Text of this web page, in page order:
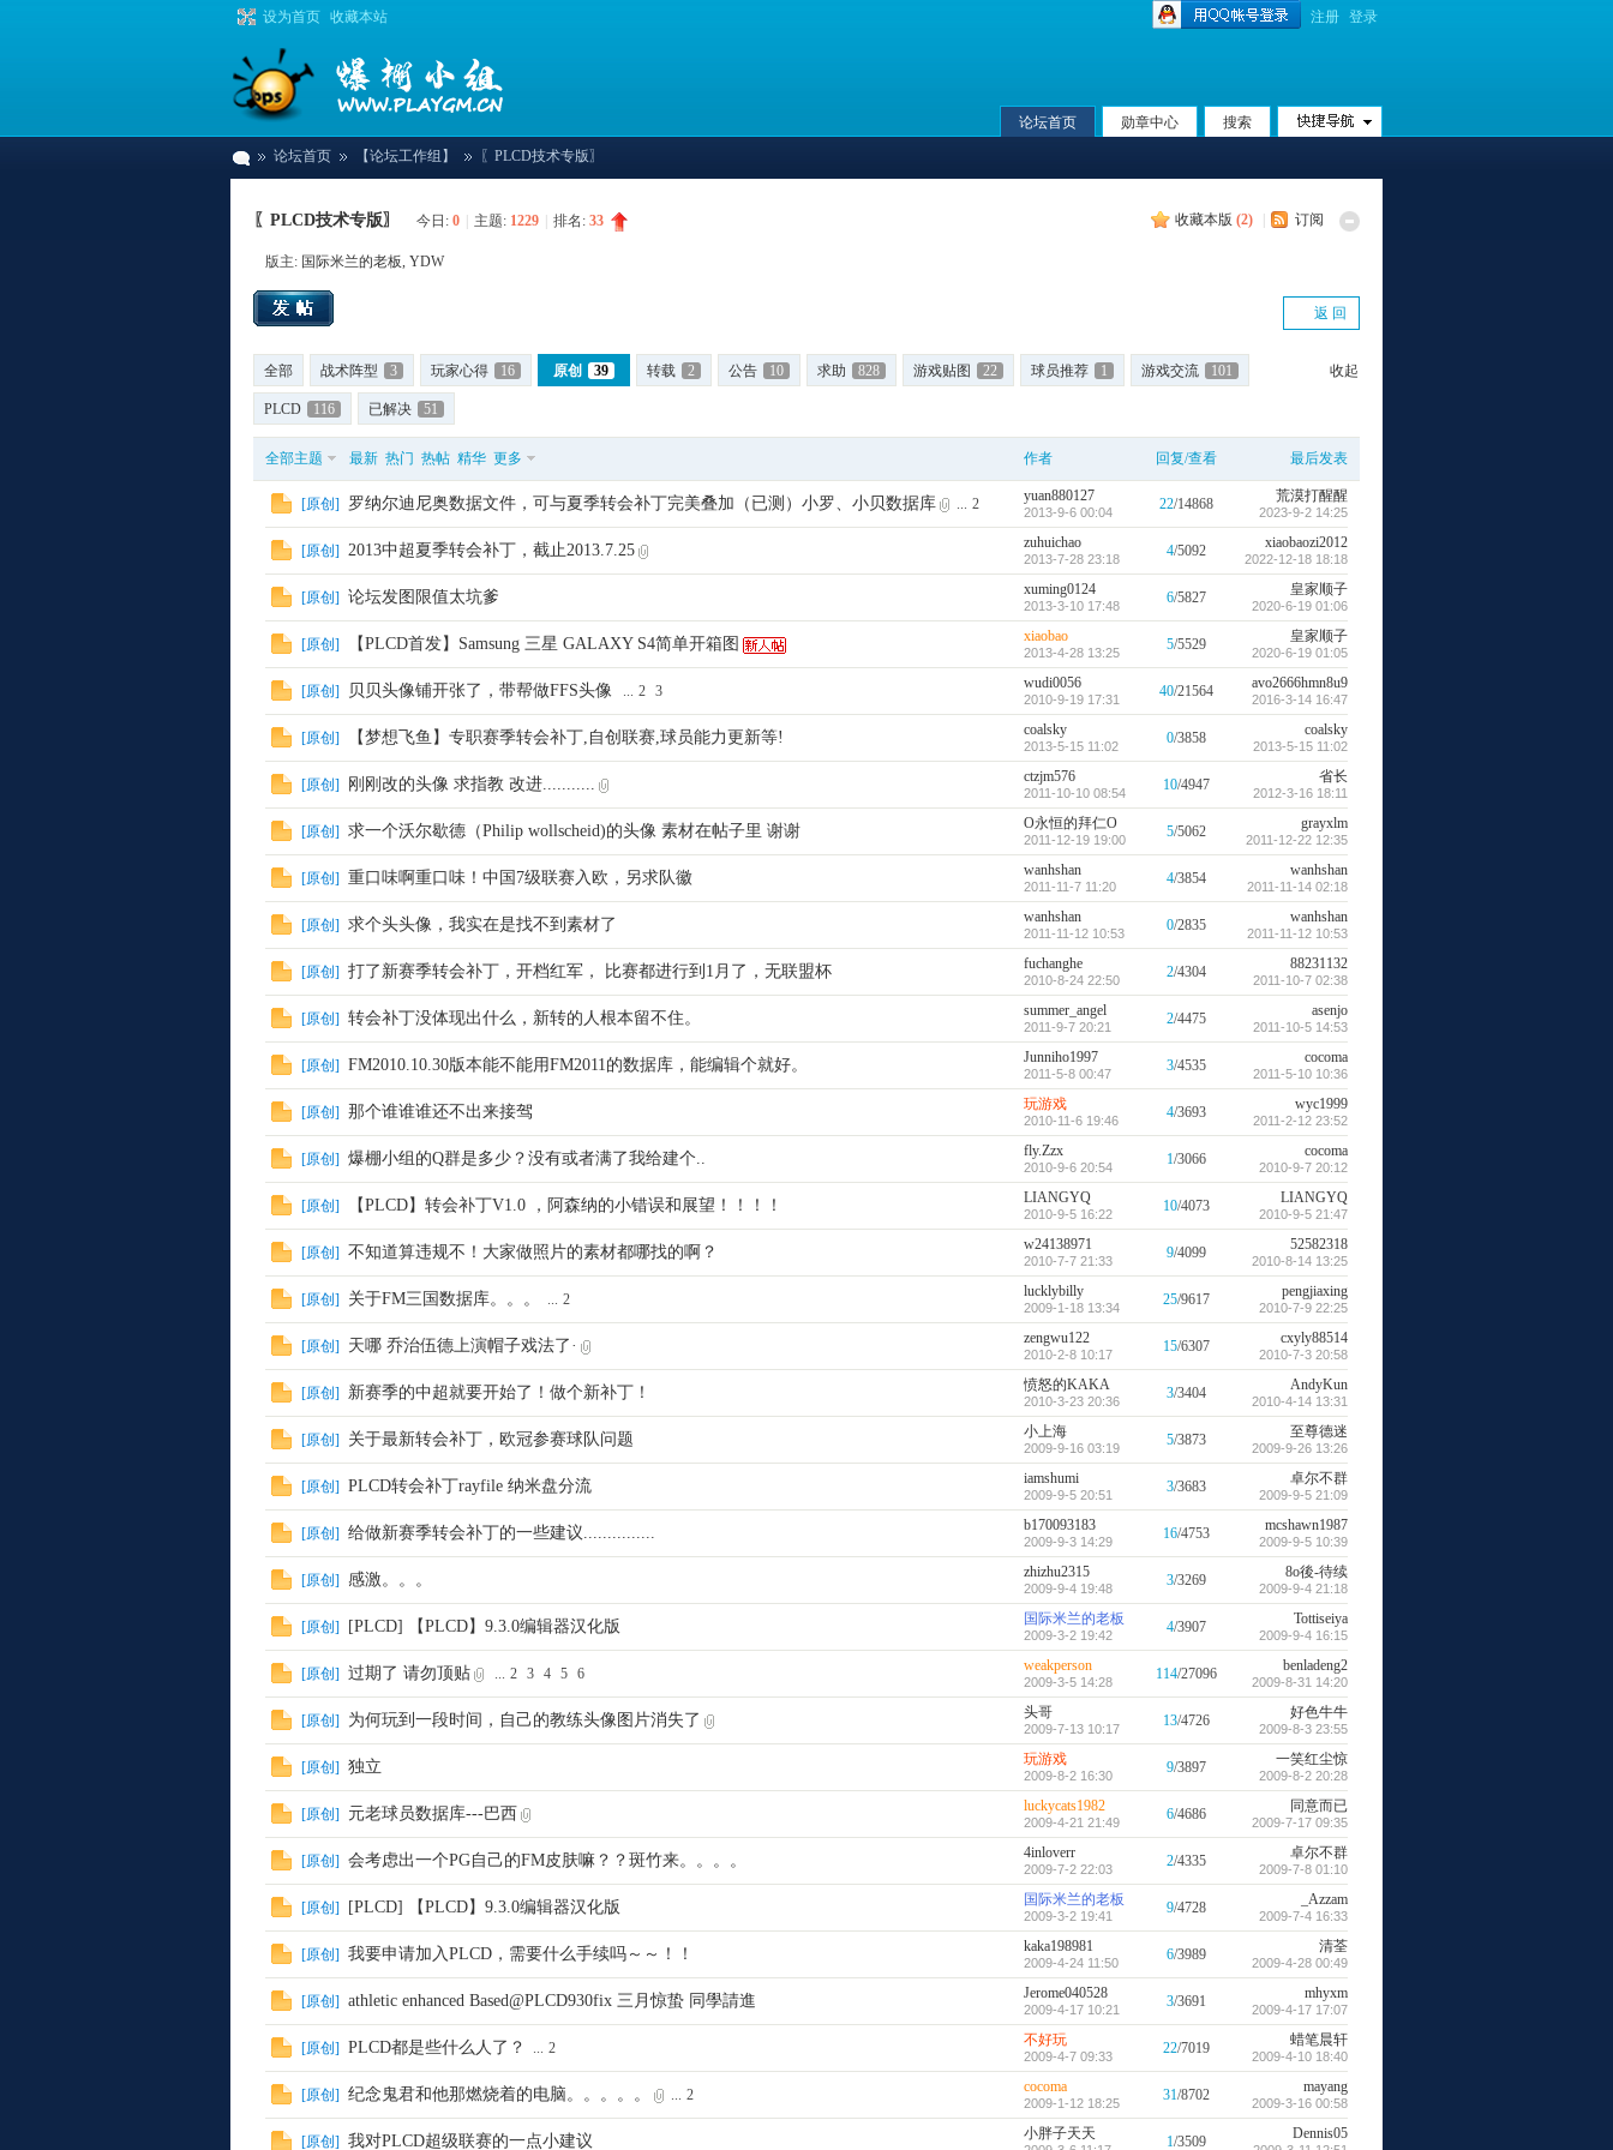
设为首页 收藏本站 注册 登录
论坛首页 勋章中心 搜索
论坛首页
›
【论坛工作组】 〖PLCD技术专版〗
收藏本版 (2) 订阅
〖PLCD技术专版〗 今日: 0 主题: 1229 排名: 33
版主: 国际米兰的老板, YDW
返 回
收起
全部 战术阵型 3 玩家心得 16 原创 39 转载 2 公告 10 求助 828 游戏贴图 22 球员推荐 1 游戏交流 101
PLCD 116 已解决 51
全部主题 最新 热门 热帖 精华 更多 作者 回复/查看 最后发表
[原创 ] 罗纳尔迪尼奥数据文件，可与夏季转会补丁完美叠加（已测）小罗、小贝数据库 ... 2 yuan880127
2013-9-6 00:04 22/14868 荒漠打醒醒
2023-9-2 14:25
[原创 ] 2013中超夏季转会补丁，截止2013.7.25 zuhuichao
2013-7-28 23:18 4/5092 xiaobaozi2012
2022-12-18 18:18
[原创 ] 论坛发图限值太坑爹 xuming0124
2013-3-10 17:48 6/5827 皇家顺子
2020-6-19 01:06
[原创 ] 【PLCD首发】Samsung 三星 GALAXY S4简单开箱图 xiaobao
2013-4-28 13:25 5/5529 皇家顺子
2020-6-19 01:05
[原创 ] 贝贝头像铺开张了，带帮做FFS头像 ... 2 3 wudi0056
2010-9-19 17:31 40/21564 avo2666hmn8u9
2016-3-14 16:47
[原创 ] 【梦想飞鱼】专职赛季转会补丁,自创联赛,球员能力更新等! coalsky
2013-5-15 11:02 0/3858 coalsky
2013-5-15 11:02
[原创 ] 刚刚改的头像 求指教 改进........... ctzjm576
2011-10-10 08:54 10/4947 省长
2012-3-16 18:11
[原创 ] 求一个沃尔歇德（Philip wollscheid)的头像 素材在帖子里 谢谢 O永恒的拜仁O
2011-12-19 19:00 5/5062 grayxlm
2011-12-22 12:35
[原创 ] 重口味啊重口味！中国7级联赛入欧，另求队徽 wanhshan
2011-11-7 11:20 4/3854 wanhshan
2011-11-14 02:18
[原创 ] 求个头头像，我实在是找不到素材了 wanhshan
2011-11-12 10:53 0/2835 wanhshan
2011-11-12 10:53
[原创 ] 打了新赛季转会补丁，开档红军， 比赛都进行到1月了，无联盟杯 fuchanghe
2010-8-24 22:50 2/4304 88231132
2011-10-7 02:38
[原创 ] 转会补丁没体现出什么，新转的人根本留不住。 summer_angel
2011-9-7 20:21 2/4475 asenjo
2011-10-5 14:53
[原创 ] FM2010.10.30版本能不能用FM2011的数据库，能编辑个就好。 Junniho1997
2011-5-8 00:47 3/4535 cocoma
2011-5-10 10:36
[原创 ] 那个谁谁谁还不出来接驾 玩游戏
2010-11-6 19:46 4/3693 wyc1999
2011-2-12 23:52
[原创 ] 爆棚小组的Q群是多少？没有或者满了我给建个.. fly.Zzx
2010-9-6 20:54 1/3066 cocoma
2010-9-7 20:12
[原创 ] 【PLCD】转会补丁V1.0 ，阿森纳的小错误和展望！！！！ LIANGYQ
2010-9-5 16:22 10/4073 LIANGYQ
2010-9-5 21:47
[原创 ] 不知道算违规不！大家做照片的素材都哪找的啊？ w24138971
2010-7-7 21:33 9/4099 52582318
2010-8-14 13:25
[原创 ] 关于FM三国数据库。。。 ... 2 lucklybilly
2009-1-18 13:34 25/9617 pengjiaxing
2010-7-9 22:25
[原创 ] 天哪 乔治伍德上演帽子戏法了· zengwu122
2010-2-8 10:17 15/6307 cxyly88514
2010-7-3 20:58
[原创 ] 新赛季的中超就要开始了！做个新补丁！ 愤怒的KAKA
2010-3-23 20:36 3/3404 AndyKun
2010-4-14 13:31
[原创 ] 关于最新转会补丁，欧冠参赛球队问题 小上海
2009-9-16 03:19 5/3873 至尊德迷
2009-9-26 13:26
[原创 ] PLCD转会补丁rayfile 纳米盘分流 iamshumi
2009-9-5 20:51 3/3683 卓尔不群
2009-9-5 21:09
[原创 ] 给做新赛季转会补丁的一些建议............... b170093183
2009-9-3 14:29 16/4753 mcshawn1987
2009-9-5 10:39
[原创 ] 感激。。。 zhizhu2315
2009-9-4 19:48 3/3269 8o後-待续
2009-9-4 21:18
[原创 ] [PLCD] 【PLCD】9.3.0编辑器汉化版 国际米兰的老板
2009-3-2 19:42 4/3907 Tottiseiya
2009-9-4 16:15
[原创 ] 过期了 请勿顶贴 ... 2 3 4 5 6 weakperson
2009-3-5 14:28 114/27096 benladeng2
2009-8-31 14:20
[原创 ] 为何玩到一段时间，自己的教练头像图片消失了 头哥
2009-7-13 10:17 13/4726 好色牛牛
2009-8-3 23:55
[原创 ] 独立 玩游戏
2009-8-2 16:30 9/3897 一笑红尘惊
2009-8-2 20:28
[原创 ] 元老球员数据库---巴西 luckycats1982
2009-4-21 21:49 6/4686 同意而已
2009-7-17 09:35
[原创 ] 会考虑出一个PG自己的FM皮肤嘛？？斑竹来。。。。 4inloverr
2009-7-2 22:03 2/4335 卓尔不群
2009-7-8 01:10
[原创 ] [PLCD] 【PLCD】9.3.0编辑器汉化版 国际米兰的老板
2009-3-2 19:41 9/4728 _Azzam
2009-7-4 16:33
[原创 ] 我要申请加入PLCD，需要什么手续吗～～！！ kaka198981
2009-4-24 11:50 6/3989 清荃
2009-4-28 00:49
[原创 ] athletic enhanced Based@PLCD930fix 三月惊蛰 同學請進 Jerome040528
2009-4-17 10:21 3/3691 mhyxm
2009-4-17 17:07
[原创 ] PLCD都是些什么人了？ ... 2 不好玩
2009-4-7 09:33 22/7019 蜡笔晨轩
2009-4-10 18:40
[原创 ] 纪念鬼君和他那燃烧着的电脑。。。。。 ... 2 cocoma
2009-1-12 18:25 31/8702 mayang
2009-3-16 00:58
[原创 ] 我对PLCD超级联赛的一点小建议 小胖子天天 1/3509 Dennis05